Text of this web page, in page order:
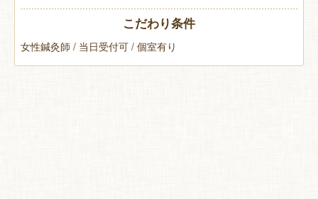
こだわり条件
女性鍼灸師 / 当日受付可 / 個室有り